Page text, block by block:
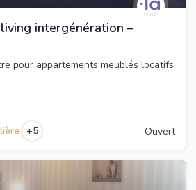
intergénération –
pour appartements meublés locatifs
+5 Ouvert